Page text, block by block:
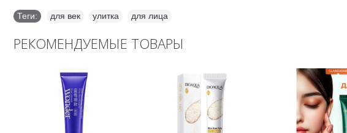
Теги: для век улитка для лица
РЕКОМЕНДУЕМЫЕ ТОВАРЫ